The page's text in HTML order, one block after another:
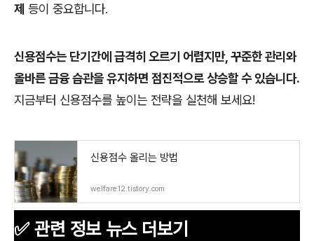
제 등이 중요합니다.
신용점수는 단기간에 급격히 오르기 어렵지만, 꾸준한 관리와
올바른 금융 습관을 유지하면 점진적으로 상승할 수 있습니다.
지금부터 신용점수를 높이는 전략을 실천해 보세요!
신용점수 올리는 방법
welfare12.tistory.com
✅ 관련 정보 뉴스 더보기